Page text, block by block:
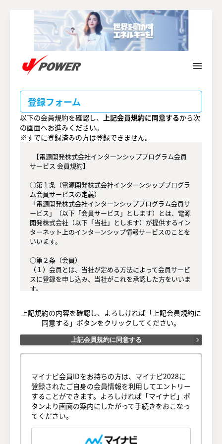
テ
ン
ツ
へ
menu
登録フォーム
以下の会員規約を確認し、 上記会員規約に同意するから次
の画面へお進みください。
※すでに登録済みの方は登録できません。
サービス 会員規約】
○第１条（電源開発株式会社インターンシッププログラ
ム会員サービスの定義）
「電源開発株式会社インターンシッププログラム会員サ
ービス」（以下「会員サービス」とします）とは、電源
開発株式会社（以下「当社」とします）が提供するイン
ターネット上のインターンシップ情報サービスのことを
いいます。
○第２条（会員）
（１）会員とは、当社が定める方法によって会員サービ
スに登録を申し込み、当社がこれを承認した方をいいま
す。
（３）会員は、入会の時点で本規約を承諾しなければな
りません。会員が会員サービスを利用したときは、この
会員規約を承認したものとみなします。
○第３条（会員ＩＤ番号とパスワード）
登録するものとします。ただし、第５条に抵触すると当
社が判断した場合は、会員ＩＤ番号を付与されないこと
があります。
（２）会員は、会員ＩＤ番号およびパスワードを第三者
に譲渡または貸与してはなりません。
（３）会員の会員ＩＤ番号およびパスワードの管理およ
び使用は会員の責任とし、これらの使用上の過誤または
第三者による不正使用等については、当社は一切の責任
上記規約の内容を確認し、よろしければ「上記会員規約に
同意する」ボタンをクリックしてください。
上記会員規約に同意する
マイナビ会員IDをお持ちの方は、マイナビ2028に
登録されたご自身の会員情報を利用してエントリー
することができます。よろしければ「マイナビ」ボ
タンより画面の案内にしたがって手続きをおこなっ
てください。